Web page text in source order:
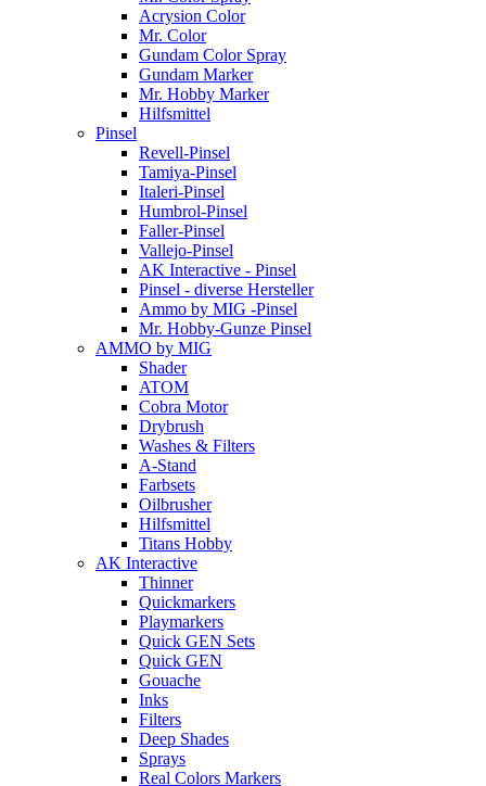
Acrysion Color
Mr. Color
Gundam Color Spray
Gundam Marker
Mr. Hobby Marker
Hilfsmittel
Pinsel
Revell-Pinsel
Tamiya-Pinsel
Italeri-Pinsel
Humbrol-Pinsel
Faller-Pinsel
Vallejo-Pinsel
AK Interactive - Pinsel
Pinsel - diverse Hersteller
Ammo by MIG -Pinsel
Mr. Hobby-Gunze Pinsel
AMMO by MIG
Shader
ATOM
Cobra Motor
Drybrush
Washes & Filters
A-Stand
Farbsets
Oilbrusher
Hilfsmittel
Titans Hobby
AK Interactive
Thinner
Quickmarkers
Playmarkers
Quick GEN Sets
Quick GEN
Gouache
Inks
Filters
Deep Shades
Sprays
Real Colors Markers